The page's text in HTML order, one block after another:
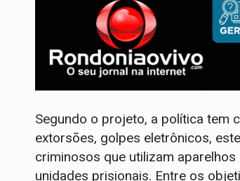
Segundo o projeto, a política tem
extorsões, golpes eletrônicos,
criminosos que utilizam
unidades prisionais. Entre os